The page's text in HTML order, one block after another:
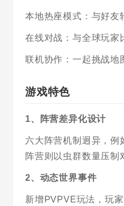
本地热座模式：与好友
在线对战：与全球玩家
联机协作：一起挑战地
游戏特色
1、阵营差异化设计
六大阵营机制迥异，例
阵营则以虫群数量压制
2、动态世界事件
新增PVPVE玩法，玩